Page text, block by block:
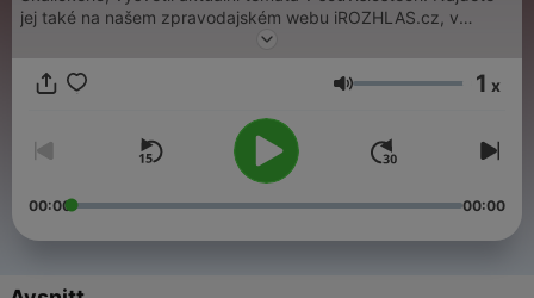
jej také na našem zpravodajském webu iROZHLAS.cz, v
mobilní aplikaci mujRozhlas a v dalších podcastových
Všechny díly podcastu Vinohradská 12 můžete pohodlně
poslouchat v mobilní aplikaci mujRozhlas pro
nebo na webumujRozhlas.cz.
Volym 1 x
00:00 00:00